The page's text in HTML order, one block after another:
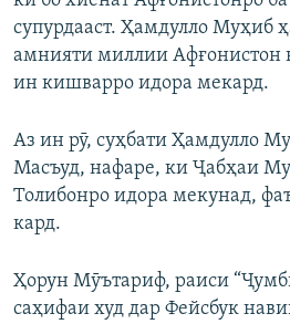
супурдааст. Ҳамдулло Муҳиб
амнияти миллии Афғонистон
ин кишварро идора мекард.
Аз ин рӯ, суҳбати Ҳамдулло
Масъуд, нафаре, ки Ҷабҳаи
Толибонро идора мекунад,
кард.
Ҳорун Мӯътариф, раиси
саҳифаи худ дар Фейсбук